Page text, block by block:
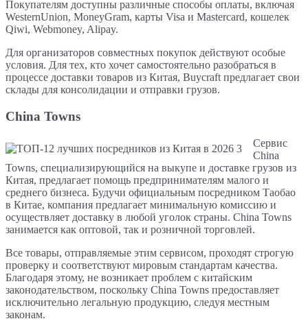
Покупателям доступны различные способы оплаты, включая
WesternUnion, MoneyGram, карты Visa и Mastercard, кошелек
Qiwi, Webmoney, Alipay.
Для организаторов совместных покупок действуют особые
условия. Для тех, кто хочет самостоятельно разобраться в
процессе доставки товаров из Китая, Buycraft предлагает свои
склады для консолидации и отправки грузов.
China Towns
Сервис
China
Towns, специализирующийся на выкупе и доставке грузов из
Китая, предлагает помощь предпринимателям малого и
среднего бизнеса. Будучи официальным посредником Таобао
в Китае, компания предлагает минимальную комиссию и
осуществляет доставку в любой уголок страны. China Towns
занимается как оптовой, так и розничной торговлей.
Все товары, отправляемые этим сервисом, проходят строгую
проверку и соответствуют мировым стандартам качества.
Благодаря этому, не возникает проблем с китайским
законодательством, поскольку China Towns предоставляет
исключительно легальную продукцию, следуя местным
законам.